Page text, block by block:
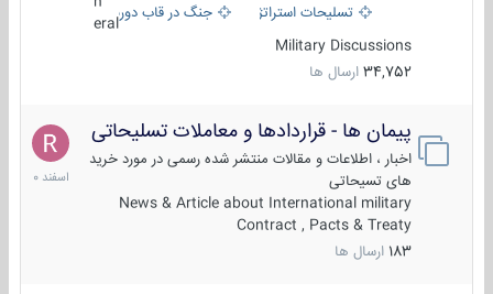
تسلیحات استراتژیک
جنگ در قاب دوربین
eral
Military Discussions
34,752 ارسال ها
پیمان ها - قراردادها و معاملات تسلیحاتی
اخبار ، اطلاعات و مقالات منتشر شده رسمی در مورد خرید
های تسیحاتی
News & Article about International military
Contract , Pacts & Treaty
183 ارسال ها
7
اسفند
1400